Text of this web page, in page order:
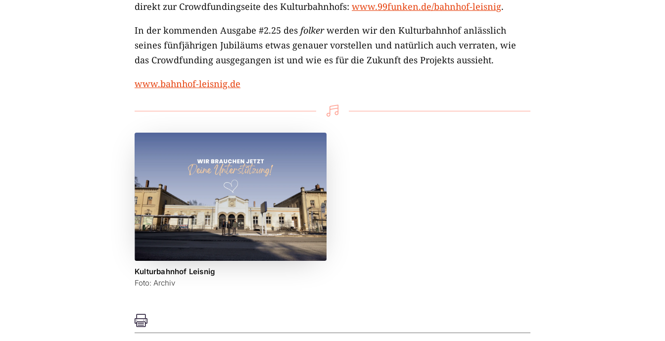
direkt zur Crowdfundingseite des Kulturbahnhofs: www.99funken.de/bahnhof-leisnig.
In der kommenden Ausgabe #2.25 des folkerwerden wir den Kulturbahnhof anlässlich
seines fünfjährigen Jubiläums etwas genauer vorstellen und natürlich auch verraten, wie
das Crowdfunding ausgegangen ist und wie es für die Zukunft des Projekts aussieht.
www.bahnhof-leisnig.de

Kulturbahnhof Leisnig
Foto: Archiv
